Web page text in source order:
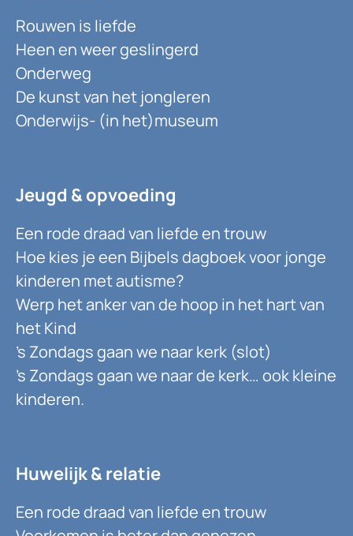
Rouwen is liefde
Heen en weer geslingerd
Onderweg
De kunst van het jongleren
Onderwijs- (in het)museum
Jeugd & opvoeding
Een rode draad van liefde en trouw
Hoe kies je een Bijbels dagboek voor jonge
kinderen met autisme?
Werp het anker van de hoop in het hart van
het Kind
’s Zondags gaan we naar kerk (slot)
’s Zondags gaan we naar de kerk… ook kleine
kinderen.
Huwelijk & relatie
Een rode draad van liefde en trouw